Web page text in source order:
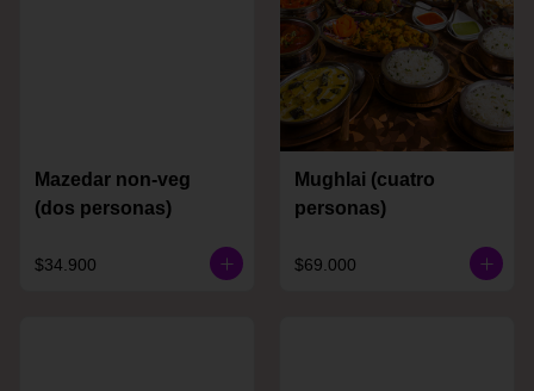
Mazedar non-veg
(dos personas)
$34.900
Mughlai (cuatro
personas)
$69.000